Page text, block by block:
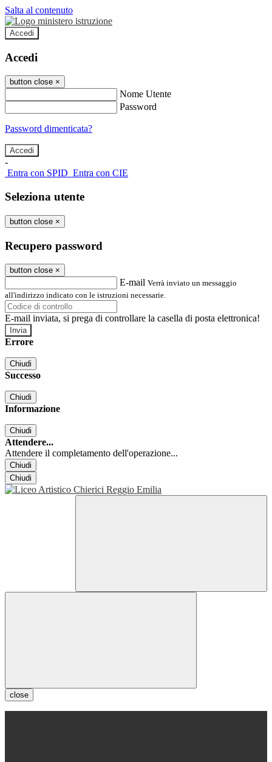
Salta al contenuto
Accedi
Accedi
button close ×
Nome Utente
Password
Password dimenticata?
-
Entra con SPID Entra con CIE
Seleziona utente
button close ×
Recupero password
button close ×
E-mail Verrà inviato un messaggio
all'indirizzo indicato con le istruzioni necessarie.
E-mail inviata, si prega di controllare la casella di posta elettronica!
Errore
Chiudi
Successo
Chiudi
Informazione
Chiudi
Attendere...
Attendere il completamento dell'operazione...
Chiudi
Chiudi
close